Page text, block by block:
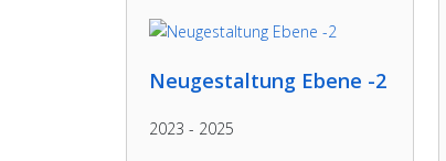
Neugestaltung Ebene -2
2023 - 2025